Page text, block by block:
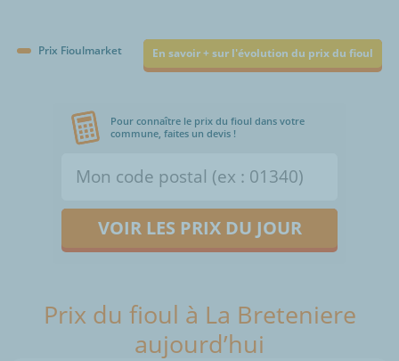
Prix Fioulmarket En savoir + sur l'évolution du prix du fioul
Pour connaître le prix du fioul dans votre
commune, faites un devis !
VOIR LES PRIX DU JOUR
Prix du fioul à La Breteniere
aujourd’hui